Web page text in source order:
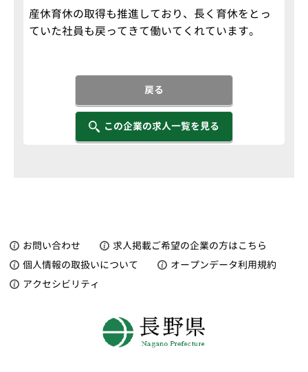
産休育休の取得も推進しており、長く育休をとっ
ていた社員も戻ってきて働いてくれています。
戻る
この企業の求人一覧を見る
お問い合わせ
求人掲載ご希望の企業の方はこちら
個人情報の取扱いについて
オープンデータ利用規約
アクセシビリティ